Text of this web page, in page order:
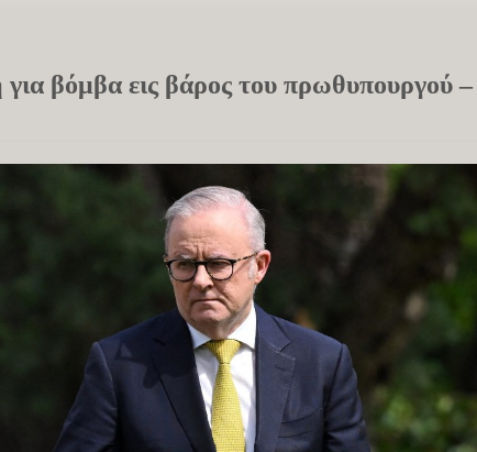
βόμβα εις βάρος του πρωθυπουργού –